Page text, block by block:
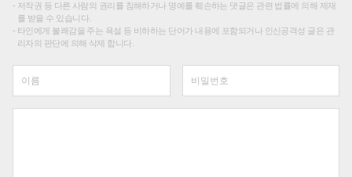
저작권 등 다른 사람의 권리를 침해하거나 명예를 훼손하는 댓글은 관련 법률에 의해 제재
를 받을 수 있습니다.
타인에게 불쾌감을 주는 욕설 등 비하하는 단어가 내용에 포함되거나 인신공격성 글은 관
리자의 판단에 의해 삭제 합니다.